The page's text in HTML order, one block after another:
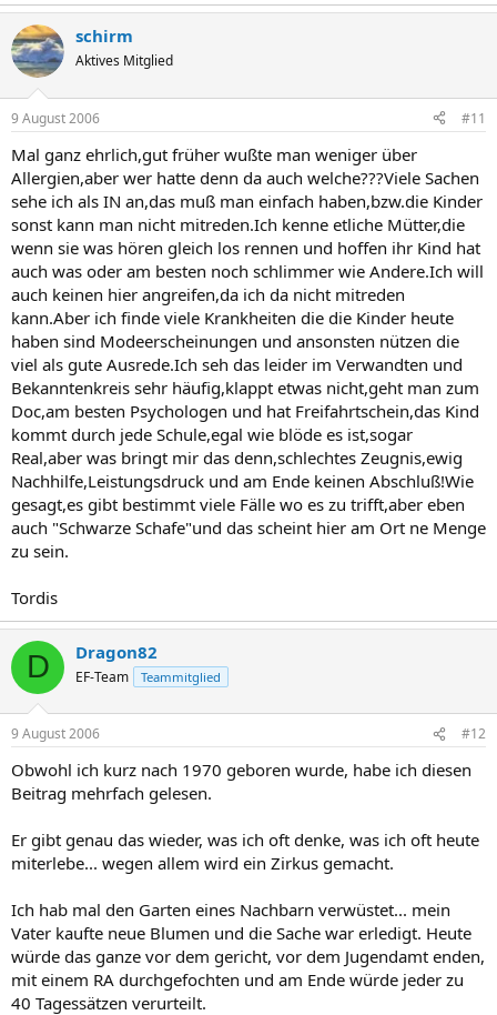
schirm
Aktives Mitglied
9 August 2006 #11
Mal ganz ehrlich,gut früher wußte man weniger über
Allergien,aber wer hatte denn da auch welche???Viele Sachen
sehe ich als IN an,das muß man einfach haben,bzw.die Kinder
sonst kann man nicht mitreden.Ich kenne etliche Mütter,die
wenn sie was hören gleich los rennen und hoffen ihr Kind hat
auch was oder am besten noch schlimmer wie Andere.Ich will
auch keinen hier angreifen,da ich da nicht mitreden
kann.Aber ich finde viele Krankheiten die die Kinder heute
haben sind Modeerscheinungen und ansonsten nützen die
viel als gute Ausrede.Ich seh das leider im Verwandten und
Bekanntenkreis sehr häufig,klappt etwas nicht,geht man zum
Doc,am besten Psychologen und hat Freifahrtschein,das Kind
kommt durch jede Schule,egal wie blöde es ist,sogar
Real,aber was bringt mir das denn,schlechtes Zeugnis,ewig
Nachhilfe,Leistungsdruck und am Ende keinen Abschluß!Wie
gesagt,es gibt bestimmt viele Fälle wo es zu trifft,aber eben
auch "Schwarze Schafe"und das scheint hier am Ort ne Menge
zu sein.
Tordis
D Dragon82
EF-Team Teammitglied
9 August 2006 #12
Obwohl ich kurz nach 1970 geboren wurde, habe ich diesen
Beitrag mehrfach gelesen.
Er gibt genau das wieder, was ich oft denke, was ich oft heute
miterlebe... wegen allem wird ein Zirkus gemacht.
Ich hab mal den Garten eines Nachbarn verwüstet... mein
Vater kaufte neue Blumen und die Sache war erledigt. Heute
würde das ganze vor dem gericht, vor dem Jugendamt enden,
mit einem RA durchgefochten und am Ende würde jeder zu
40 Tagessätzen verurteilt.